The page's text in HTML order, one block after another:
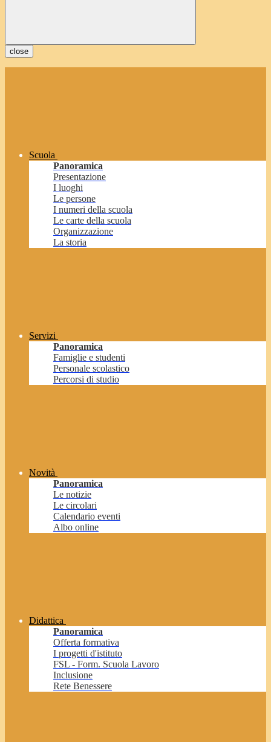
close
Scuola
Panoramica
Presentazione
I luoghi
Le persone
I numeri della scuola
Le carte della scuola
Organizzazione
La storia
Servizi
Panoramica
Famiglie e studenti
Personale scolastico
Percorsi di studio
Novità
Panoramica
Le notizie
Le circolari
Calendario eventi
Albo online
Didattica
Panoramica
Offerta formativa
I progetti d'istituto
FSL - Form. Scuola Lavoro
Inclusione
Rete Benessere